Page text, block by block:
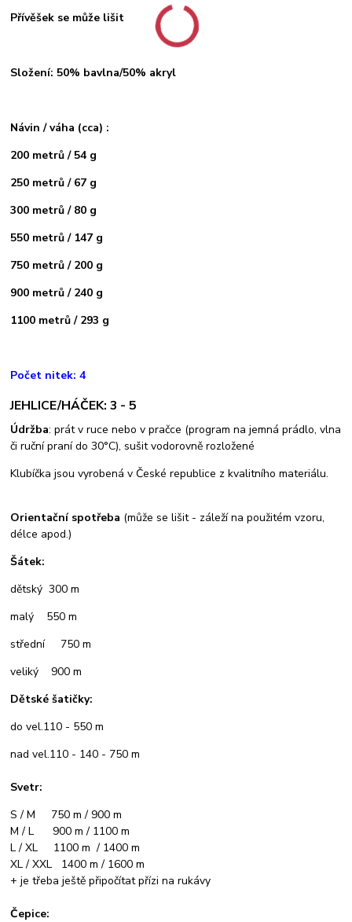
Přívěšek se může lišit
Složení: 50% bavlna/50% akryl
Návin / váha (cca) :
200 metrů / 54 g
250 metrů / 67 g
300 metrů / 80 g
550 metrů / 147 g
750 metrů / 200 g
900 metrů / 240 g
1100 metrů / 293 g
Počet nitek: 4
JEHLICE/HÁČEK: 3 - 5
Údržba: prát v ruce nebo v pračce (program na jemná prádlo, vlna
či ruční praní do 30°C), sušit vodorovně rozložené
Klubíčka jsou vyrobená v České republice z kvalitního materiálu.
Orientační spotřeba (může se lišit - záleží na použitém vzoru,
délce apod.)
Šátek:
dětský 300 m
malý 550 m
střední 750 m
veliký 900 m
Dětské šatičky:
do vel.110 - 550 m
nad vel.110 - 140 - 750 m
Svetr:
S / M 750 m / 900 m
M / L 900 m / 1100 m
L / XL 1100 m / 1400 m
XL / XXL 1400 m / 1600 m
+ je třeba ještě připočítat přízi na rukávy
Čepice: